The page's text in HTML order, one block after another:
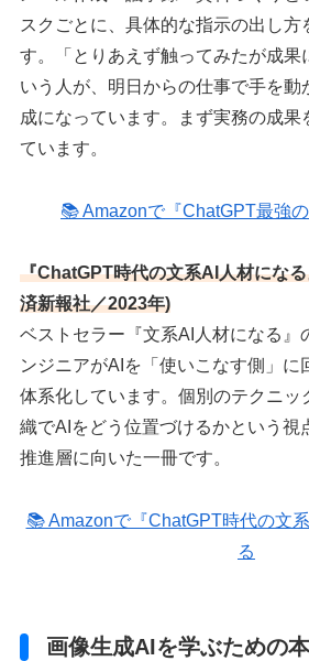
スクごとに、具体的な指示の出し方
す。「とりあえず触ってみたが成果
いう人が、明日からの仕事で手を動
成になっています。まず実務の成果
ています。
📚 Amazonで『ChatGPT最強
『ChatGPT時代の文系AI人材にな
済新報社／2023年)
ベストセラー『文系AI人材になる』
ンジニアがAIを「使いこなす側」に
体系化しています。個別のテクニッ
織でAIをどう位置づけるかという視
推進層に向いた一冊です。
📚 Amazonで『ChatGPT時代の文
る
画像生成AIを学ぶための